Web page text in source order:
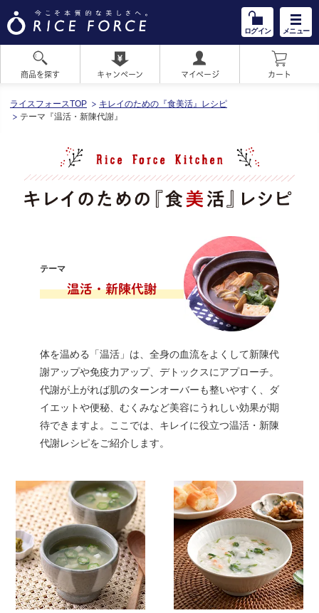
ログイン メニュー
商品を探す キャンペーン マイページ カート
ライスフォースTOP
キレイのための『食美活』レシピ
テーマ『温活・新陳代謝』
テーマ
温活・新陳代謝
体を温める「温活」は、全身の血流をよくして新陳代
謝アップや免疫力アップ、デトックスにアプローチ。
代謝が上がれば肌のターンオーバーも整いやすく、ダ
イエットや便秘、むくみなど美容にうれしい効果が期
待できますよ。ここでは、キレイに役立つ温活・新陳
代謝レシピをご紹介します。